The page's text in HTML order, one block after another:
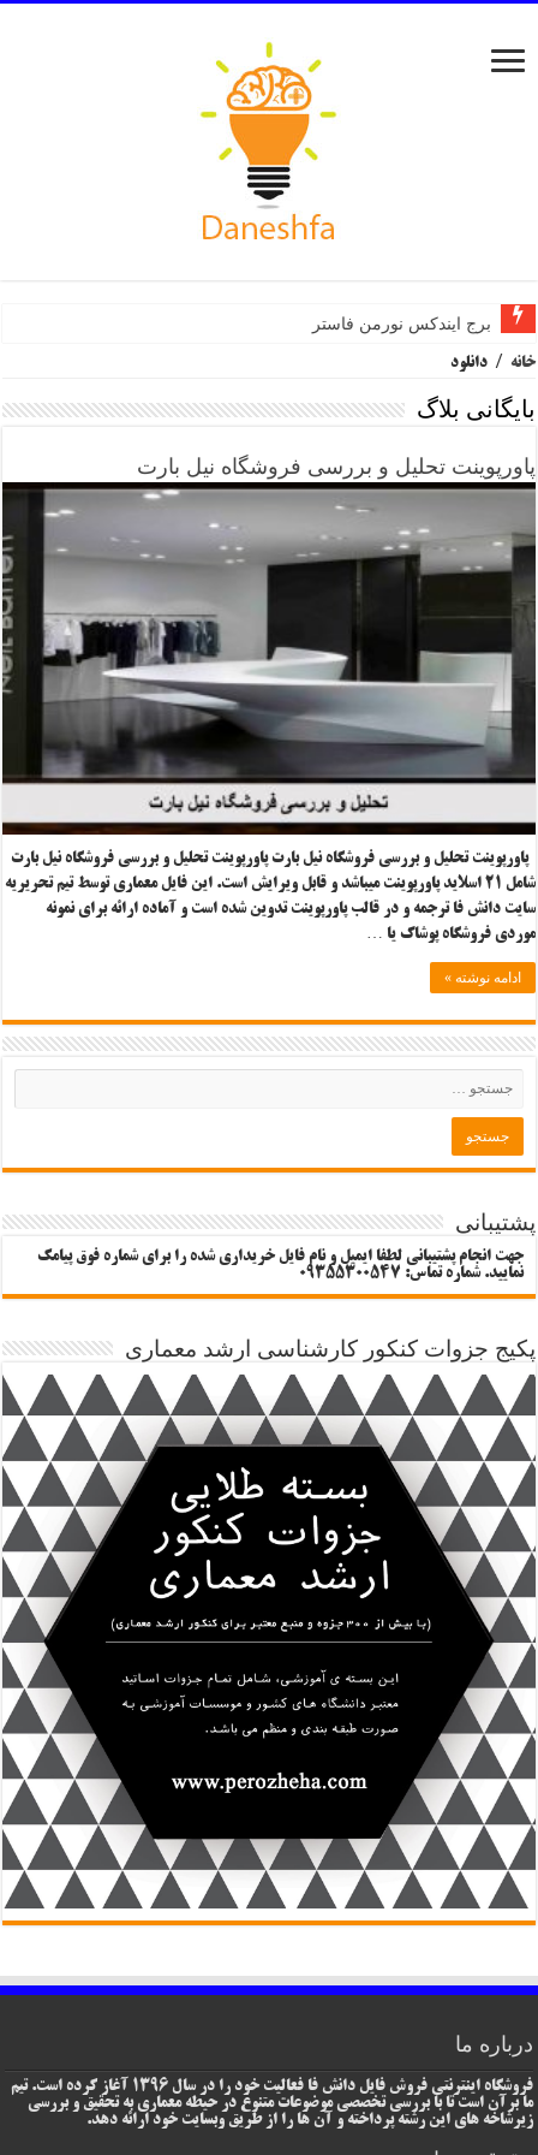
برج ایندکس نورمن فاستر
خانه / دانلود
بایگانی بلاگ
پاورپوینت تحلیل و بررسی فروشگاه نیل بارت
پاورپوینت تحلیل و بررسی فروشگاه نیل بارت پاورپوینت تحلیل و بررسی فروشگاه نیل بارت
شامل ۲۱ اسلاید پاورپوینت می‎باشد و قابل ویرایش است. این فایل معماری توسط تیم تحریریه
سایت دانش فا ترجمه و در قالب پاورپوینت تدوین شده است و آماده ارائه برای نمونه
موردی فروشگاه پوشاک یا …
ادامه نوشته »
پشتیبانی
جهت انجام پشتیبانی لطفا ایمیل و نام فایل خریداری شده را برای شماره فوق پیامک
نمایید. شماره تماس: 09355300547
پکیج جزوات کنکور کارشناسی ارشد معماری
درباره ما
فروشگاه اینترنتی فروش فایل دانش فا فعالیت خود را در سال 1396 آغاز کرده است. تیم
ما برآن است تا با بررسی تخصصی موضوعات متنوع در حیطه معماری به تحقیق و بررسی
زیرشاخه های این رشته پرداخته و آن ها را از طریق وبسایت خود ارائه دهد.